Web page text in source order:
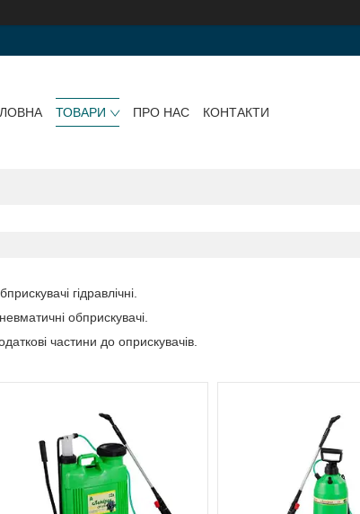
ТОВАРИ ПРО НАС КОНТАКТИ
гідравлічні.
обприскувачі.
частини до оприскувачів.